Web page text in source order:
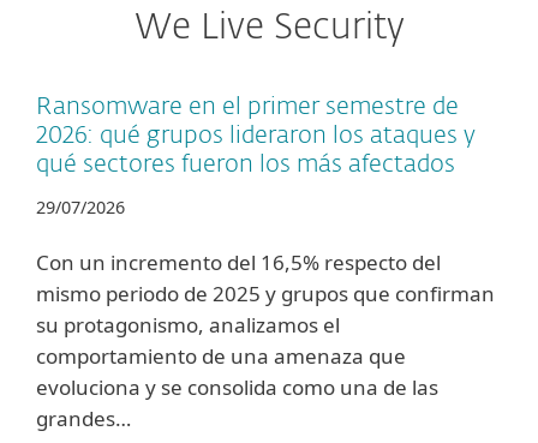
We Live Security
Ransomware en el primer semestre de
2026: qué grupos lideraron los ataques y
qué sectores fueron los más afectados
29/07/2026
Con un incremento del 16,5% respecto del
mismo periodo de 2025 y grupos que confirman
su protagonismo, analizamos el
comportamiento de una amenaza que
evoluciona y se consolida como una de las
grandes…